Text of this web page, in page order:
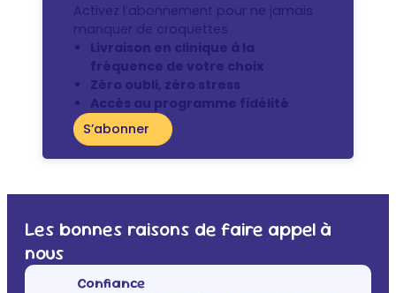
Activez l’abonnement pour ne jamais
manquer de croquettes
Livraison en clinique à la
fréquence de votre choix
Zéro oubli, zéro stress
Accès au programme fidélité
S’abonner
Les bonnes raisons de faire appel à
nous
Confiance